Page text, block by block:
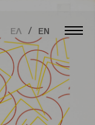
ΕΛ EN